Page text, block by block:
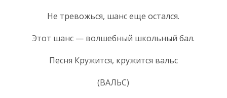
Не тревожься, шанс еще остался.
Этот шанс — волшебный школьный бал.
Песня Кружится, кружится вальс
(ВАЛЬС)